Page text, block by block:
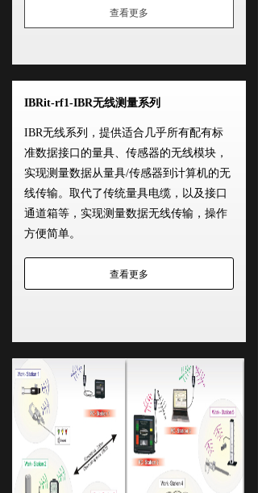
查看更多
IBRit-rf1-IBR无线测量系列
IBR无线系列，提供适合几乎所有配有标
准数据接口的量具、传感器的无线模块，
实现测量数据从量具/传感器到计算机的无
线传输。取代了传统量具电缆，以及接口
通道箱等，实现测量数据无线传输，操作
方便简单。
查看更多